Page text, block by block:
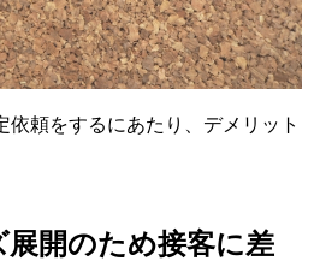
依頼をするにあたり、デメリット
開のため接客に差